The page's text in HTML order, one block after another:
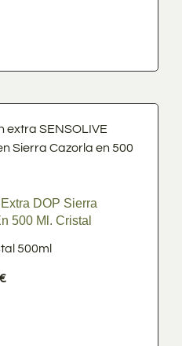
DOP Sierra
500 Ml. Cristal
500ml